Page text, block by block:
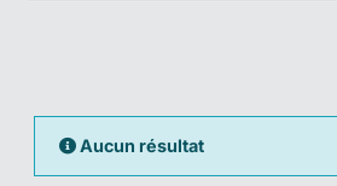
Aucun résultat